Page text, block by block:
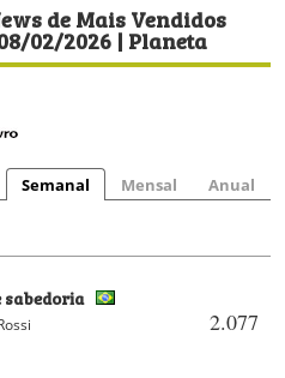
de Mais Vendidos
02/2026 | Planeta
Semanal Mensal Anual
2.077
sabedoria